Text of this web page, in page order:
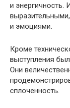
и
и эмоциями.
Кроме
выступления
Они
сплоченность.